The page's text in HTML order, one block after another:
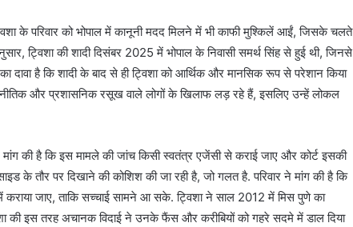
के परिवार को भोपाल में कानूनी मदद मिलने में भी काफी मुश्किलें आईं, जिसके चलते
ट्विशा की शादी दिसंबर 2025 में भोपाल के निवासी समर्थ सिंह से हुई थी, जिनसे
दावा है कि शादी के बाद से ही ट्विशा को आर्थिक और मानसिक रूप से परेशान किया
और प्रशासनिक रसूख वाले लोगों के खिलाफ लड़ रहे हैं, इसलिए उन्हें लोकल
मांग की है कि इस मामले की जांच किसी स्वतंत्र एजेंसी से कराई जाए और कोर्ट इसकी
के तौर पर दिखाने की कोशिश की जा रही है, जो गलत है. परिवार ने मांग की है कि
में कराया जाए, ताकि सच्चाई सामने आ सके. ट्विशा ने साल 2012 में मिस पुणे का
की इस तरह अचानक विदाई ने उनके फैंस और करीबियों को गहरे सदमे में डाल दिया